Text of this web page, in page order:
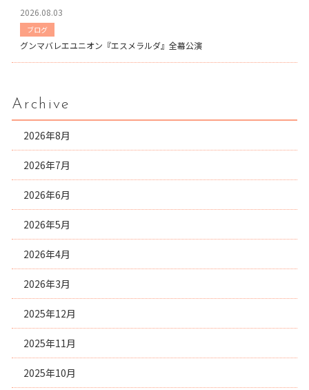
2026.08.03
ブログ
グンマバレエユニオン『エスメラルダ』全幕公演
Archive
2026年8月
2026年7月
2026年6月
2026年5月
2026年4月
2026年3月
2025年12月
2025年11月
2025年10月